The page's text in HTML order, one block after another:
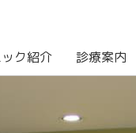
ク紹介 診療案内